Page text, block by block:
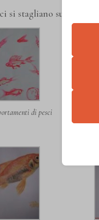
si stagliano su un
di pesci
wp-
wp-
I